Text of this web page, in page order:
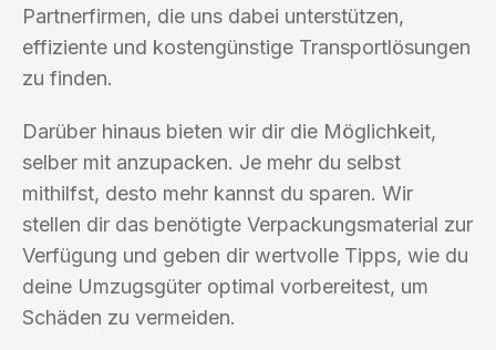
Partnerfirmen, die uns dabei unterstützen,
effiziente und kostengünstige Transportlösungen
zu finden.
Darüber hinaus bieten wir dir die Möglichkeit,
selber mit anzupacken. Je mehr du selbst
mithilfst, desto mehr kannst du sparen. Wir
stellen dir das benötigte Verpackungsmaterial zur
Verfügung und geben dir wertvolle Tipps, wie du
deine Umzugsgüter optimal vorbereitest, um
Schäden zu vermeiden.